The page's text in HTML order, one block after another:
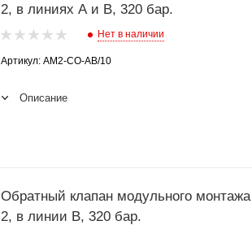
2, в линиях A и B, 320 бар.
Нет в наличии
Артикул: AM2-CO-AB/10
Описание
Обратный клапан модульного
2, в линии B, 320 бар.